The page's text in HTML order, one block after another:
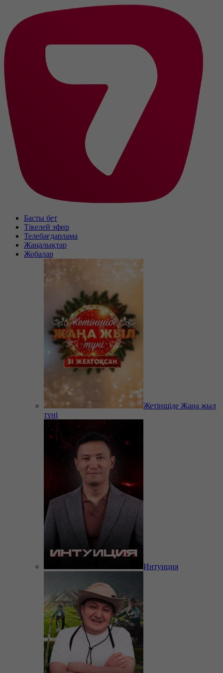
Басты бет
Тікелей эфир
Телебағдарлама
Жаңалықтар
Жобалар
Жетіншіде Жаңа жыл
түні
Интуиция